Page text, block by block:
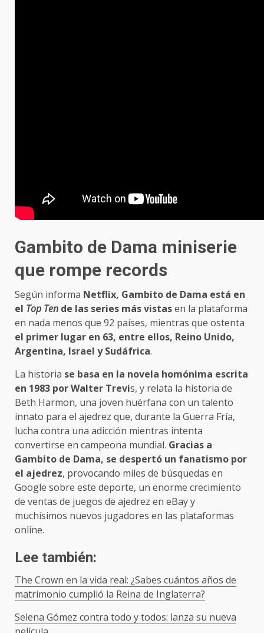
Gambito de Dama miniserie
que rompe records
Según informa Netflix, Gambito de Dama está en
el Top Ten de las series más vistasen la plataforma
en nada menos que 92 países, mientras que ostenta
el primer lugar en 63, entre ellos, Reino Unido,
Argentina, Israel y Sudáfrica.
La historia se basa en la novela homónima escrita
en 1983 por Walter Trevis, y relata la historia de
Beth Harmon, una joven huérfana con un talento
innato para el ajedrez que, durante la Guerra Fría,
lucha contra una adicción mientras intenta
convertirse en campeona mundial. Gracias a
Gambito de Dama, se despertó un fanatismo por
el ajedrez, provocando miles de búsquedas en
Google sobre este deporte, un enorme crecimiento
de ventas de juegos de ajedrez en eBay y
muchísimos nuevos jugadores en las plataformas
online.
Lee también:
The Crown en la vida real: ¿Sabes cuántos años de
matrimonio cumplió la Reina de Inglaterra?
Selena Gómez contra todo y todos: lanza su nueva